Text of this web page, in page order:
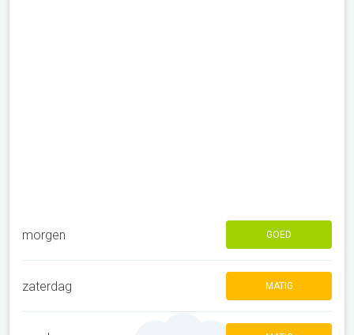
morgen GOED
zaterdag MATIG